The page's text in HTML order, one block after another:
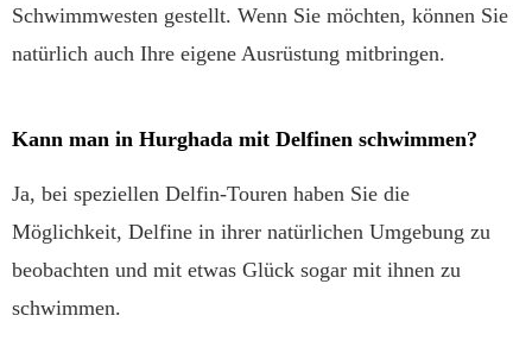
Schwimmwesten gestellt. Wenn Sie möchten, können Sie
natürlich auch Ihre eigene Ausrüstung mitbringen.
Kann man in Hurghada mit Delfinen schwimmen?
Ja, bei speziellen Delfin-Touren haben Sie die
Möglichkeit, Delfine in ihrer natürlichen Umgebung zu
beobachten und mit etwas Glück sogar mit ihnen zu
schwimmen.